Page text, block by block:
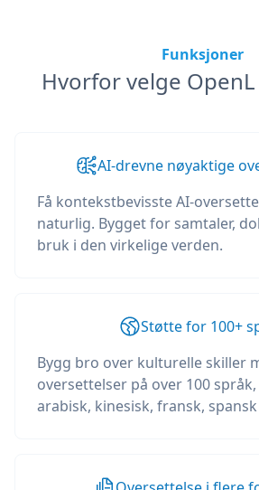
Funksjoner
Hvorfor velge OpenL
AI-drevne nøyaktige
Få kontekstbevisste AI-
naturlig. Bygget for samtaler,
bruk i den virkelige verden.
Støtte for 100+
Bygg bro over kulturelle skiller
oversettelser på over 100
arabisk, kinesisk, fransk,